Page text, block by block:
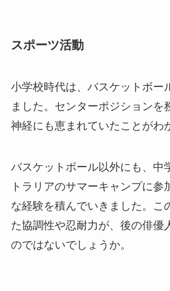
スポーツ活動
小学校時代は、バスケットボー
ました。センターポジションを
神経にも恵まれていたことがわ
バスケットボール以外にも、中
トラリアのサマーキャンプに参
な経験を積んでいきました。こ
た協調性や忍耐力が、後の俳優
のではないでしょうか。